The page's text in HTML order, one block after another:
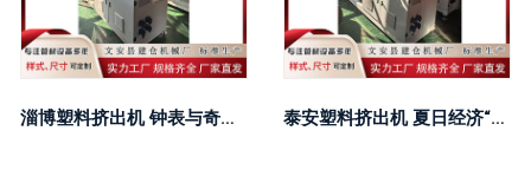
淄博塑料挤出机 钟表与奇迹上海再启幕，瑞士高端表持续押注中国市场 泰安塑料挤出机 夏日经济“四大产业”走红欧美 跨境电商助力中国制造风靡海外